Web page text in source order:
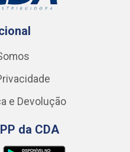
e Devolução
da CDA